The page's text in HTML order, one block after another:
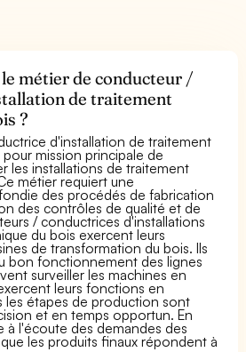
métier de conducteur /
de traitement
?
d'installation de traitement
mission principale de
les installations de traitement
métier requiert une
des procédés de fabrication
des contrôles de qualité et de
/ conductrices d'installations
du bois exercent leurs
de transformation du bois. Ils
bon fonctionnement des lignes
surveiller les machines en
leurs fonctions en
les étapes de production sont
et en temps opportun. En
à l'écoute des demandes des
les produits finaux répondent à